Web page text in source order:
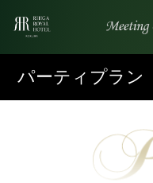
パーティプラン